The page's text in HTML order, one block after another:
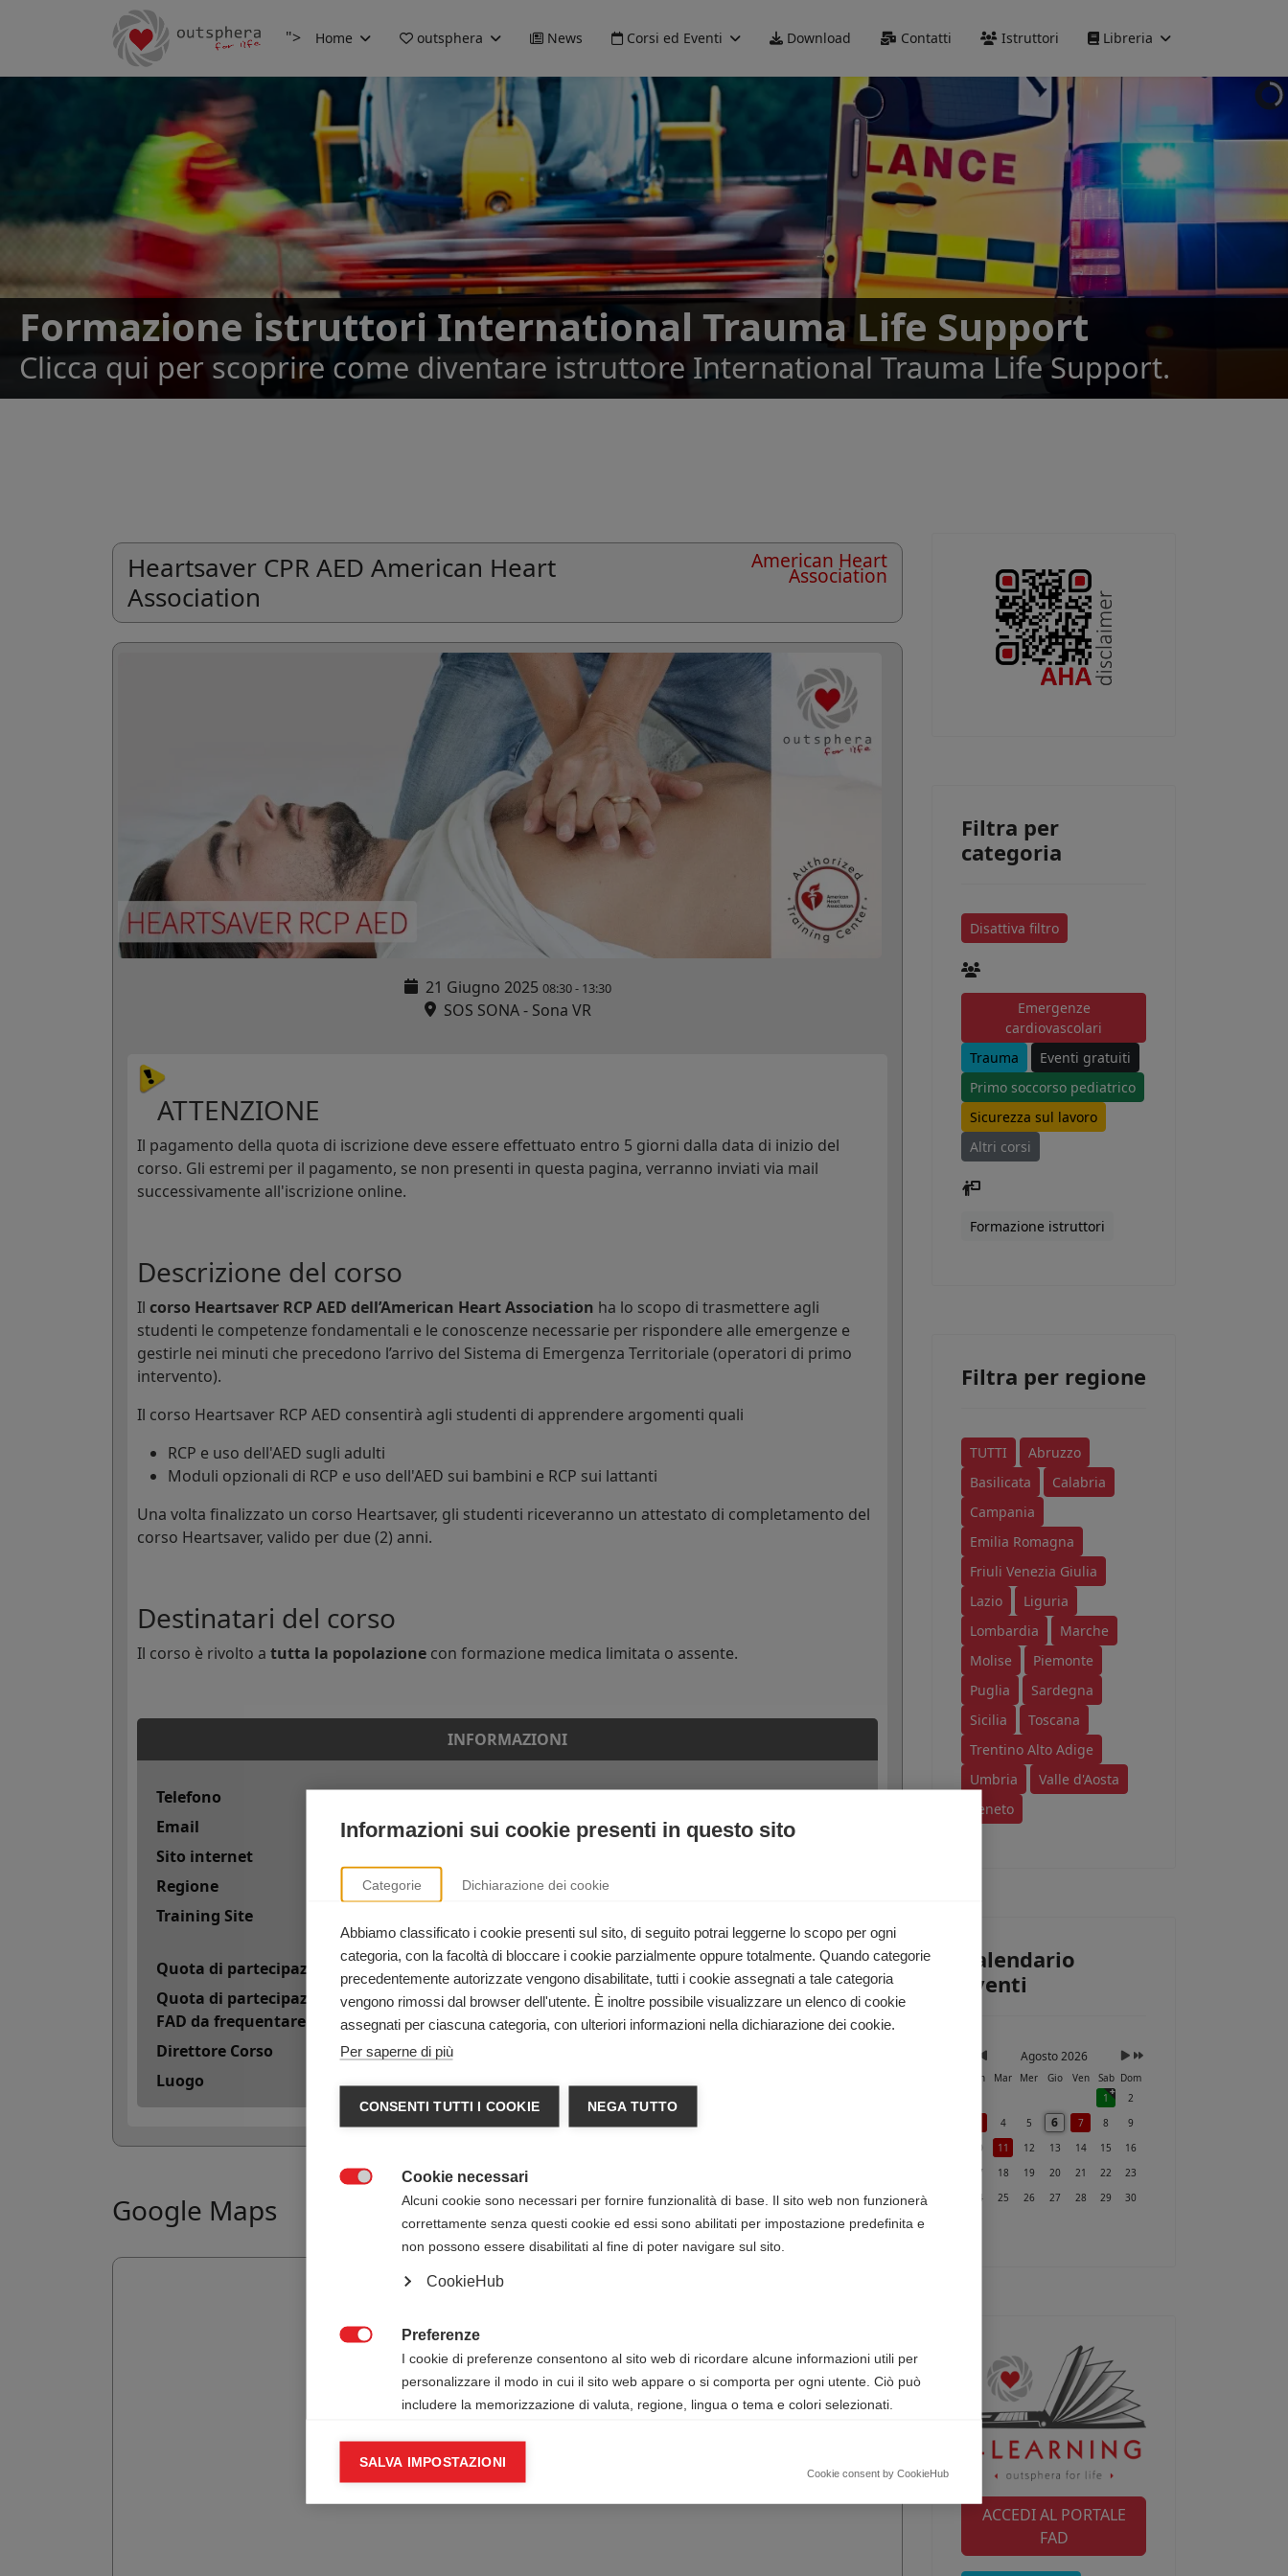
"> Home outsphera News Corsi ed Eventi Download Contatti Istruttori Libreria
Formazione istruttori International Trauma Life Support
Clicca qui per scoprire come diventare istruttore International Trauma Life Support.
Heartsaver CPR AED American Heart
Association
American Heart
Association
21 Giugno 2025 08:30- 13:30
SOS SONA - Sona VR
ATTENZIONE
Il pagamento della quota di iscrizione deve essere effettuato entro 5 giorni dalla data di inizio del
corso. Gli estremi per il pagamento, se non presenti in questa pagina, verranno inviati via mail
successivamente all'iscrizione online.
Descrizione del corso
Il corso Heartsaver RCP AED dell’American Heart Association ha lo scopo di trasmettere agli
studenti le competenze fondamentali e le conoscenze necessarie per rispondere alle emergenze e
gestirle nei minuti che precedono l’arrivo del Sistema di Emergenza Territoriale (operatori di primo
intervento).
Il corso Heartsaver RCP AED consentirà agli studenti di apprendere argomenti quali
RCP e uso dell'AED sugli adulti
Moduli opzionali di RCP e uso dell'AED sui bambini e RCP sui lattanti
Una volta finalizzato un corso Heartsaver, gli studenti riceveranno un attestato di completamento del
corso Heartsaver, valido per due (2) anni.
Destinatari del corso
Il corso è rivolto a tutta la popolazione con formazione medica limitata o assente.
INFORMAZIONI
Telefono
328 4721149
Email
training@sos-sona.it
Sito internet
Regione
Veneto
Training Site
Operativo Sanitario Odv
Quota di partecipazione
Evento riservato
Quota di partecipazione con 50 crediti ECM (corso
FAD da frequentare online)
Evento riservato
Direttore Corso
Luogo
Piazza Vittoria, 10 Sona VR
Google Maps
Filtra per
categoria
Disattiva filtro
Emergenze
cardiovascolari
Trauma
Eventi gratuiti
Primo soccorso pediatrico
Sicurezza sul lavoro
Altri corsi
Formazione istruttori
Filtra per regione
TUTTI
Abruzzo
Basilicata
Calabria
Campania
Emilia Romagna
Friuli Venezia Giulia
Lazio
Liguria
Lombardia
Marche
Molise
Piemonte
Puglia
Sardegna
Sicilia
Toscana
Trentino Alto Adige
Umbria
Valle d'Aosta
Veneto
Calendario
Eventi
Agosto 2026
Lun Mar Mer Gio Ven Sab Dom
1
2
4 5 6 7 8
9
10
11 12 13 14 15
16
17
18 19 20 21 22
23
24
25 26 27 28 29
30
ACCEDI AL PORTALE
FAD
Informazioni sui cookie presenti in questo sito
Categorie Dichiarazione dei cookie
Abbiamo classificato i cookie presenti sul sito, di seguito potrai leggerne lo scopo per ogni
categoria, con la facoltà di bloccare i cookie parzialmente oppure totalmente. Quando categorie
precedentemente autorizzate vengono disabilitate, tutti i cookie assegnati a tale categoria
vengono rimossi dal browser dell'utente. È inoltre possibile visualizzare un elenco di cookie
assegnati per ciascuna categoria, con ulteriori informazioni nella dichiarazione dei cookie.
Per saperne di più
CONSENTI TUTTI I COOKIE NEGA TUTTO
Cookie necessari
Alcuni cookie sono necessari per fornire funzionalità di base. Il sito web non funzionerà
correttamente senza questi cookie ed essi sono abilitati per impostazione predefinita e
non possono essere disabilitati al fine di poter navigare sul sito.
CookieHub
Preferenze
I cookie di preferenze consentono al sito web di ricordare alcune informazioni utili per
personalizzare il modo in cui il sito web appare o si comporta per ogni utente. Ciò può
includere la memorizzazione di valuta, regione, lingua o tema e colori selezionati.
I cookie analitici ci aiutano a migliorare il nostro sito web raccogliendo e segnalando
Cookie consent by CookieHub
SALVA IMPOSTAZIONI